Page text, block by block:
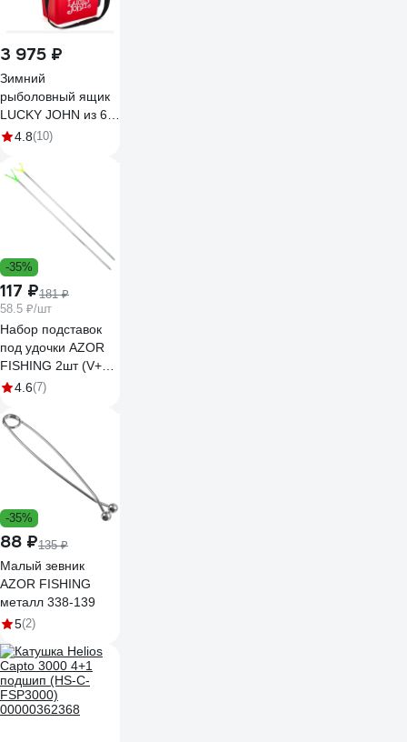
3 975 ₽
Зимний
рыболовный ящик
LUCKY JOHN из 6-
ти частей LJ2050
4.8(10)
-35%
117 ₽181 ₽
58.5 ₽/шт
Набор подставок
под удочки AZOR
FISHING 2шт (V+U),
металл 338-365
4.6(7)
-35%
88 ₽135 ₽
Малый зевник
AZOR FISHING
металл 338-139
5(2)